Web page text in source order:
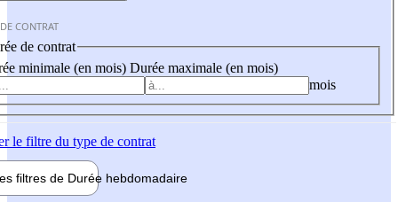
CONTRAT
de contrat
minimale (en mois) Durée maximale (en mois)
mois
le filtre du type de contrat
filtres de Durée hebdomadaire